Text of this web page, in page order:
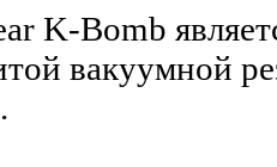
K-Bomb
вакуумной